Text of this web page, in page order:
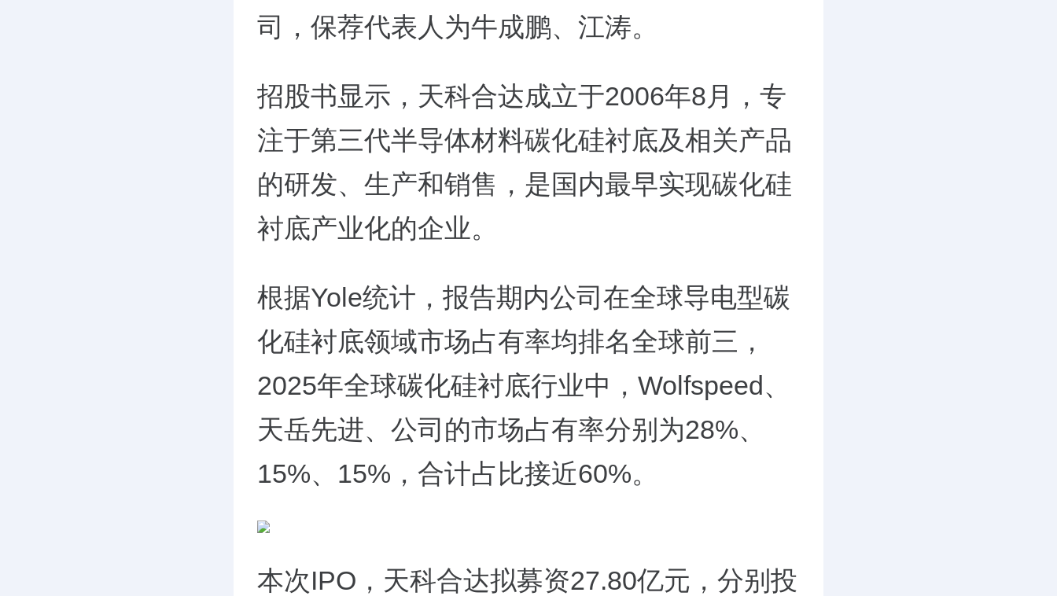
司，保荐代表人为牛成鹏、江涛。
招股书显示，天科合达成立于2006年8月，专
注于第三代半导体材料碳化硅衬底及相关产品
的研发、生产和销售，是国内最早实现碳化硅
衬底产业化的企业。
根据Yole统计，报告期内公司在全球导电型碳
化硅衬底领域市场占有率均排名全球前三，
2025年全球碳化硅衬底行业中，Wolfspeed、
天岳先进、公司的市场占有率分别为28%、
15%、15%，合计占比接近60%。
本次IPO，天科合达拟募资27.80亿元，分别投